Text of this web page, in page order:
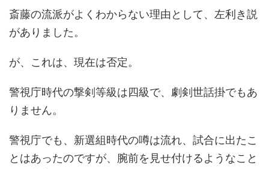
斎藤の流派がよくわからない理由として、左利き説
がありました。
が、これは、現在は否定。
警視庁時代の撃剣等級は四級で、劇剣世話掛でもあ
りません。
警視庁でも、新選組時代の噂は流れ、試合に出たこ
とはあったのですが、腕前を見せ付けるようなこと